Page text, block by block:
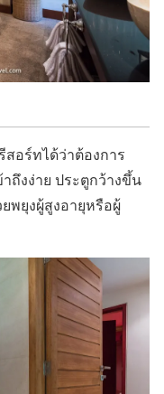
อร์ทได้ว่าต้องการ
ถึงง่าย ประตูกว้างขึ้น
พยุงผู้สูงอายุหรือผู้